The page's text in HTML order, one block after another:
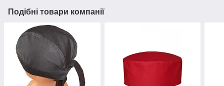
Подібні товари компанії